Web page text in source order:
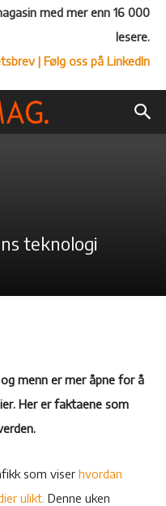
med mer enn 16 000
lesere.
| Følg oss på LinkedIn
teknologi
menn er mer åpne for å
Her er faktaene som
som viser hvordan
ulikt. Denne uken